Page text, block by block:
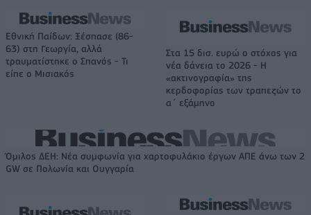
Εθνική Παίδων: Ξέσπασε (86-
63) στη Γεωργία, αλλά
τραυματίστηκε ο Σπανός - Τι
είπε ο Μισιακός
Στα 15 δισ. ευρώ ο στόχος για
νέα δάνεια το 2026 - Η
«ακτινογραφία» της
κερδοφορίας των τραπεζών το
α΄ εξάμηνο
Όμιλος ΔΕΗ: Νέα συμφωνία για χαρτοφυλάκιο έργων ΑΠΕ άνω των 2
GW σε Πολωνία και Ουγγαρία